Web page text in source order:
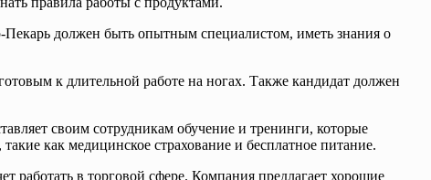
должен быть опытным специалистом, иметь знания о
к длительной работе на ногах. Также кандидат должен
своим сотрудникам обучение и тренинги, которые
как медицинское страхование и бесплатное питание.
работать в торговой сфере. Компания предлагает хорошие